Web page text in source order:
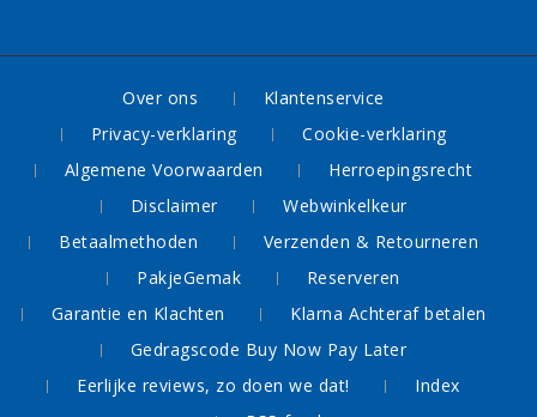
Over ons
Klantenservice
Privacy-verklaring
Cookie-verklaring
Algemene Voorwaarden
Herroepingsrecht
Disclaimer
Webwinkelkeur
Betaalmethoden
Verzenden & Retourneren
PakjeGemak
Reserveren
Garantie en Klachten
Klarna Achteraf betalen
Gedragscode Buy Now Pay Later
Eerlijke reviews, zo doen we dat!
Index